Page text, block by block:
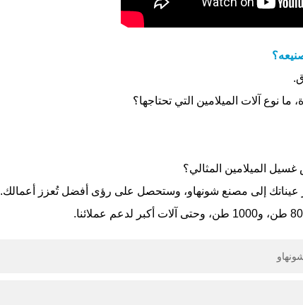
ما نوع آلات الميلامين التي تحتاجها؟
الميلامين المثالي؟
عيناتك إلى مصنع شونهاو، وستحصل على رؤى أفضل تُعزز أعمالك.